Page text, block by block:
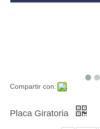
Compartir con:
Placa Giratoria